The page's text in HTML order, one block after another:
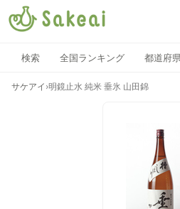
検索 全国ランキング 都道府
サケアイ ›明鏡止水 純米 垂氷 山田錦